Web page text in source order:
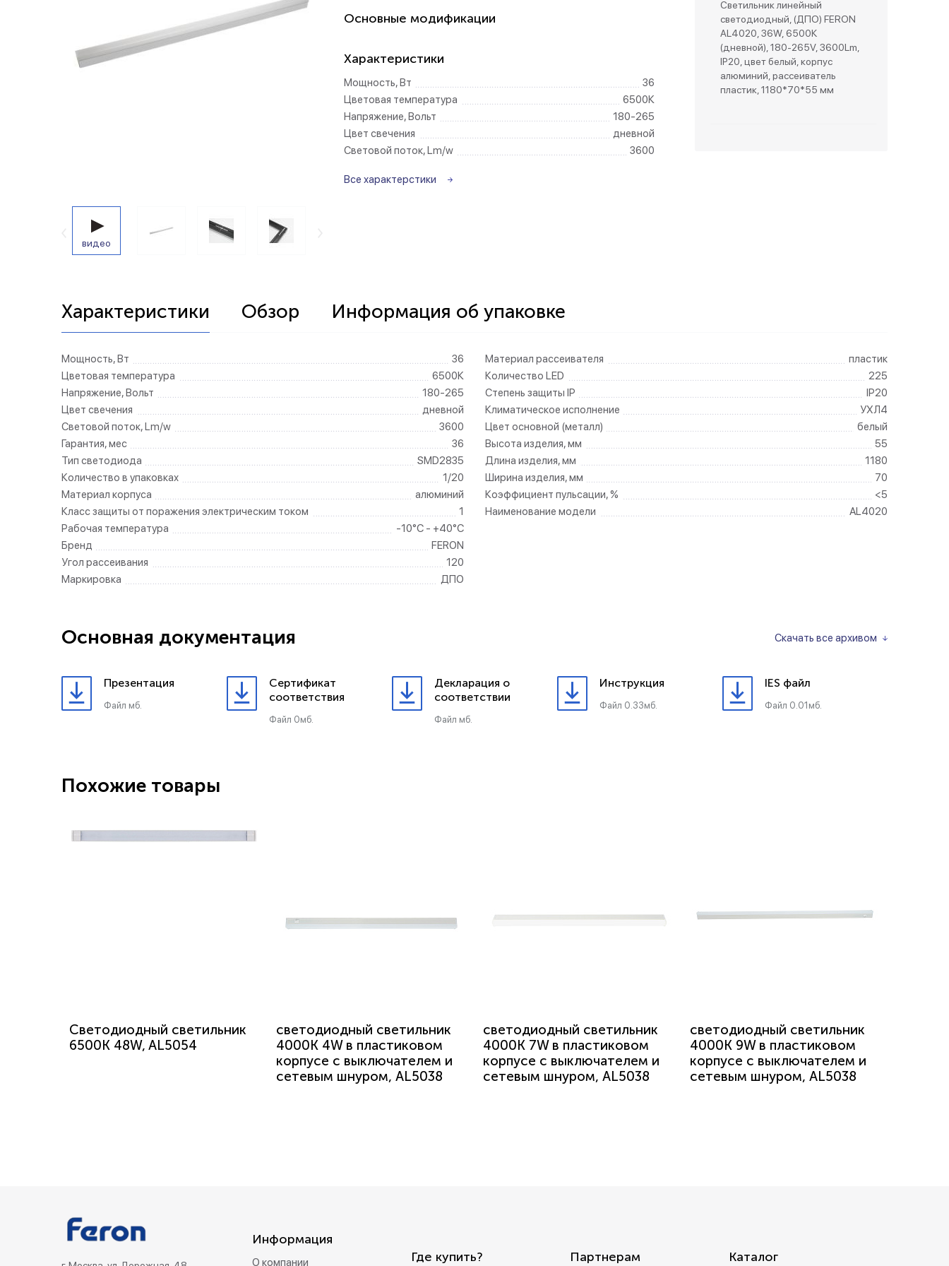
Беспроводные выключатели
видео
Основные модификации
Характеристики
Мощность, Вт
36
Цветовая температура
6500К
Напряжение, Вольт
180-265
Цвет свечения
дневной
Световой поток, Lm/w
3600
Все характерстики
Светильник линейный
светодиодный, (ДПО) FERON
AL4020, 36W, 6500К
(дневной), 180-265V, 3600Lm,
IP20, цвет белый, корпус
алюминий, рассеиватель
пластик, 1180*70*55 мм
Характеристики Обзор Информация об упаковке
Мощность, Вт
36
Цветовая температура
6500К
Напряжение, Вольт
180-265
Цвет свечения
дневной
Световой поток, Lm/w
3600
Гарантия, мес
36
Тип светодиода
SMD2835
Количество в упаковках
1/20
Материал корпуса
алюминий
Класс защиты от поражения электрическим током
1
Рабочая температура
-10°C - +40°C
Бренд
FERON
Угол рассеивания
120
Маркировка
ДПО
Материал рассеивателя
пластик
Количество LED
225
Степень защиты IP
IP20
Климатическое исполнение
УХЛ4
Цвет основной (металл)
белый
Высота изделия, мм
55
Длина изделия, мм
1180
Ширина изделия, мм
70
Коэффициент пульсации, %
<5
Наименование модели
AL4020
Скачать все архивом
Основная документация
Презентация
Файл мб.
Сертификат
соответствия
Файл 0мб.
Декларация о
соответствии
Файл мб.
Инструкция
Файл 0.33мб.
IES файл
Файл 0.01мб.
Похожие товары
Светодиодный светильник
6500K 48W, AL5054
светодиодный светильник
4000K 4W в пластиковом
корпусе с выключателем и
сетевым шнуром, AL5038
светодиодный светильник
4000K 7W в пластиковом
корпусе с выключателем и
сетевым шнуром, AL5038
светодиодный светильник
4000K 9W в пластиковом
корпусе с выключателем и
сетевым шнуром, AL5038
Информация
О компании Где купить? Партнерам Каталог